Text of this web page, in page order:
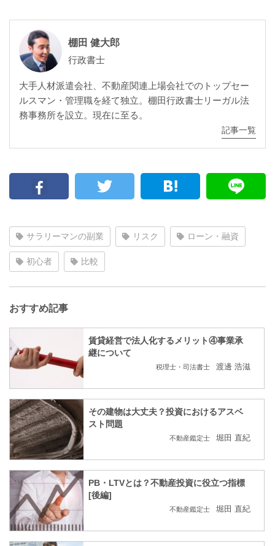
棚田 健大郎
行政書士
大手人材派遣会社、不動産関連上場会社でのトップセー
ルスマン・管理職を経て独立。棚田行政書士リーガル法
務事務所を設立。現在に至る。
記事一覧
サラリーマンの副業 リスク ローン・融資
初心者 比較
おすすめ記事
賃貸経営で法人化するメリット④事業承
継について
税理士・司法書士 渡邊 浩滋
その建物は大丈夫？投資におけるアスベ
スト問題
不動産鑑定士 堀田 直紀
PB・LTVとは？不動産投資に役立つ指標
[後編]
不動産鑑定士 堀田 直紀